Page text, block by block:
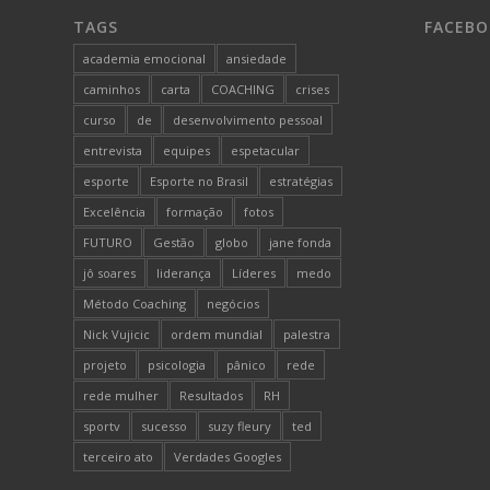
TAGS
academia emocional
ansiedade
caminhos
carta COACHING
crises
curso
de
desenvolvimento pessoal
entrevista
equipes
espetacular
esporte
Esporte no Brasil
estratégias
Excelência
formação
fotos
FUTURO
Gestão globo
jane fonda
jô soares
liderança Líderes
medo
Método Coaching
negócios
Nick Vujicic
ordem mundial
palestra
projeto
psicologia pânico
rede
rede mulher
Resultados
RH
sportv
sucesso suzy fleury
ted
terceiro ato
Verdades Googles